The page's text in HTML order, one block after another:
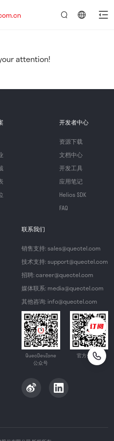
attention!
开发者中心
资源下载
文档中心
开发工具
应用笔记
Helios SDK
FAQ
联系我们
销售支持: sales@quectel.com
技术支持: support@quectel.com
招聘: career@quectel.com
媒体联系: media@quectel.com
其他咨询: info@quectel.com
QuecDevZone
公众号
官方公众号